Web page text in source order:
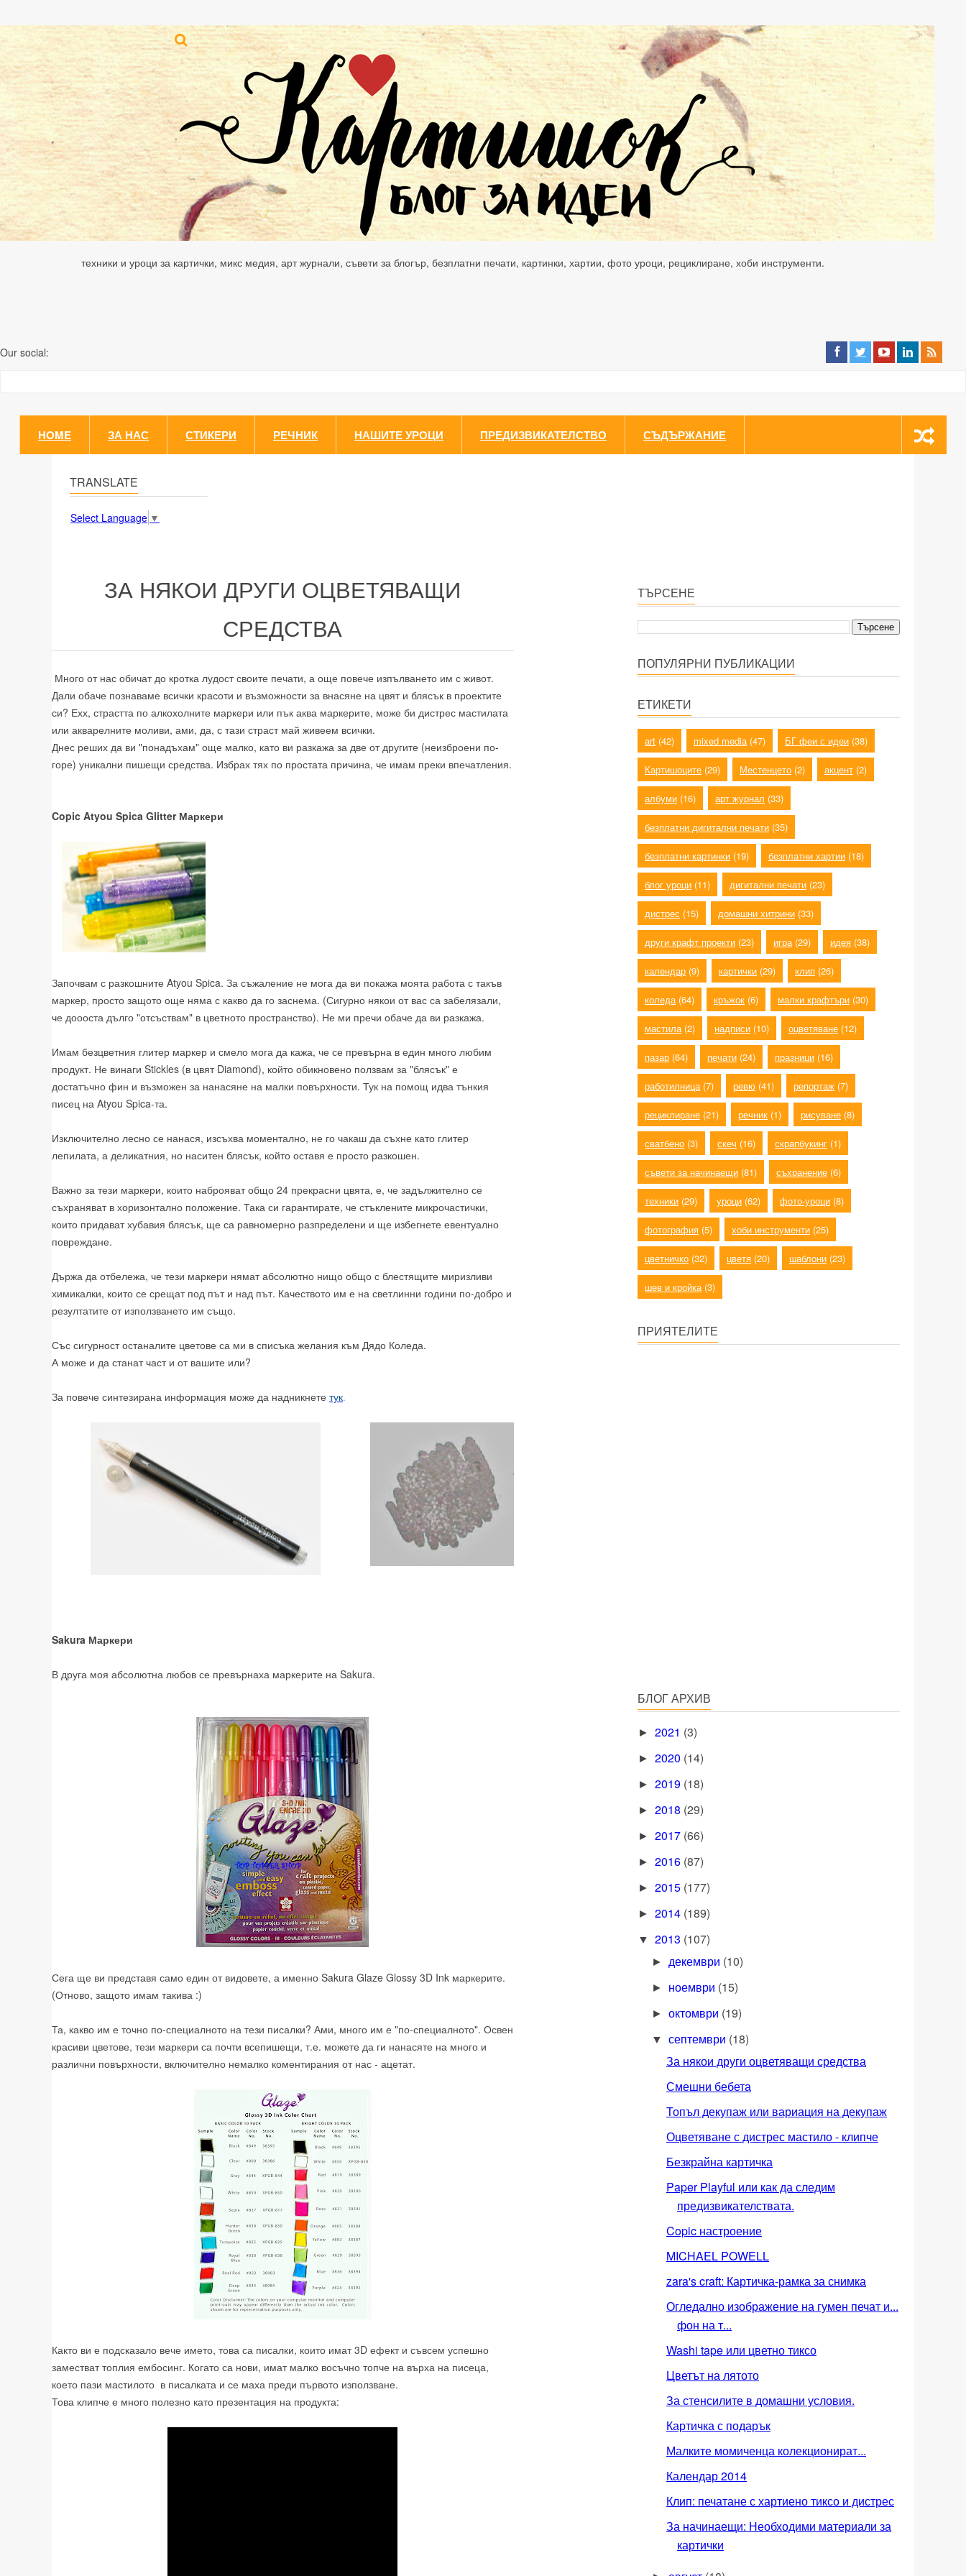
техники и уроци за картички, микс медия, арт журнали, съвети за блогър, безплатни печати, картинки, хартии, фото уроци, рециклиране, хоби инструменти.
Our social:
HOME ЗА НАС СТИКЕРИ РЕЧНИК НАШИТЕ УРОЦИ ПРЕДИЗВИКАТЕЛСТВО СЪДЪРЖАНИЕ
TRANSLATE
Select Language ▼
ЗА НЯКОИ ДРУГИ ОЦВЕТЯВАЩИ
СРЕДСТВА
Много от нас обичат до кротка лудост своите печати, а още повече изпълването им с живот.
Дали обаче познаваме всички красоти и възможности за внасяне на цвят и блясък в проектите
си? Ехх, страстта по алкохолните маркери или пък аква маркерите, може би дистрес мастилата
или акварелните моливи, ами, да, с тази страст май живеем всички.
Днес реших да ви "понадъхам" още малко, като ви разкажа за две от другите (неизброени по-
горе) уникални пишещи средства. Избрах тях по простата причина, че имам преки впечатления.
Copic Atyou Spica Glitter Маркери
Започвам с разкошните Atyou Spica. За съжаление не мога да ви покажа моята работа с такъв
маркер, просто защото още няма с какво да го заснема. (Сигурно някои от вас са забелязали,
че доооста дълго "отсъствам" в цветното пространство). Не ми пречи обаче да ви разкажа.
Имам безцветния глитер маркер и смело мога да кажа, че се превърна в един много любим
продукт. Не винаги Stickles (в цвят Diamond), който обикновено ползвам за "блясък" е
достатъчно фин и възможен за нанасяне на малки повърхности. Тук на помощ идва тънкия
писец на Atyou Spica-та.
Изключително лесно се нанася, изсъхва моментално, не го чакаш да съхне като глитер
лепилата, а деликатния, но наситен блясък, който оставя е просто разкошен.
Важно за тези маркери, които наброяват общо 24 прекрасни цвята, е, че задължително се
съхраняват в хоризонтално положение. Така си гарантирате, че стъклените микрочастички,
които придават хубавия блясък, ще са равномерно разпределени и ще избегнете евентуално
повреждане.
Държа да отбележа, че тези маркери нямат абсолютно нищо общо с блестящите миризливи
химикалки, които се срещат под път и над път. Качеството им е на светлинни години по-добро и
резултатите от използването им също.
Със сигурност останалите цветове са ми в списъка желания към Дядо Коледа.
А може и да станат част и от вашите или?
За повече синтезирана информация може да надникнете тук.
Sakura Маркери
В друга моя абсолютна любов се превърнаха маркерите на Sakura.
Сега ще ви представя само един от видовете, а именно Sakura Glaze Glossy 3D Ink маркерите.
(Отново, защото имам такива :)
Та, какво им е точно по-специалното на тези писалки? Ами, много им е "по-специалното". Освен
красиви цветове, тези маркери са почти всепишещи, т.е. можете да ги нанасяте на много и
различни повърхности, включително немалко коментирания от нас - ацетат.
Както ви е подсказало вече името, това са писалки, които имат 3D ефект и съвсем успешно
заместват топлия ембосинг. Когато са нови, имат малко восъчно топче на върха на писеца,
което пази мастилото в писалката и се маха преди първото използване.
Това клипче е много полезно като презентация на продукта:
ТЪРСЕНЕ
ПОПУЛЯРНИ ПУБЛИКАЦИИ
ЕТИКЕТИ
art (42) mixed media (47) БГ феи с идеи (38)
Картишоците (29) Местенцето (2) акцент (2)
албуми (16) арт журнал (33)
безплатни дигитални печати (35)
безплатни картинки (19) безплатни хартии (18)
блог уроци (11) дигитални печати (23)
дистрес (15) домашни хитрини (33)
други крафт проекти (23) игра (29) идея (38)
календар (9) картички (29) клип (26)
коледа (64) кръжок (6) малки крафтъри (30)
мастила (2) надписи (10) оцветяване (12)
пазар (64) печати (24) празници (16)
работилница (7) ревю (41) репортаж (7)
рециклиране (21) речник (1) рисуване (8)
сватбено (3) скеч (16) скрапбукинг (1)
съвети за начинаещи (81) съхранение (6)
техники (29) уроци (62) фото-уроци (8)
фотография (5) хоби инструменти (25)
цветничко (32) цветя (20) шаблони (23)
шев и кройка (3)
ПРИЯТЕЛИТЕ
БЛОГ АРХИВ
► 2021 (3)
► 2020 (14)
► 2019 (18)
► 2018 (29)
► 2017 (66)
► 2016 (87)
► 2015 (177)
► 2014 (189)
▼ 2013 (107)
► декември (10)
► ноември (15)
►октомври (19)
▼септември (18)
За някои други оцветяващи средства
Смешни бебета
Топъл декупаж или вариация на декупаж
Оцветяване с дистрес мастило - клипче
Безкрайна картичка
Paper Playful или как да следим
предизвикателствата.
Copic настроение
MICHAEL POWELL
zara's craft: Картичка-рамка за снимка
Огледално изображение на гумен печат и...
фон на т...
Washi tape или цветно тиксо
Цветът на лятото
За стенсилите в домашни условия.
Картичка с подарък
Малките момиченца колекционират...
Календар 2014
Клип: печатане с хартиено тиксо и дистрес
За начинаещи: Необходими материали за
картички